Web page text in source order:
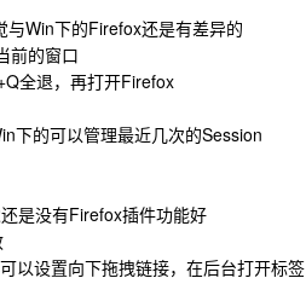
Win下的Firefox还是有差异的
前的窗口
全退，再打开Firefox
下的可以管理最近几次的Session
是没有Firefox插件功能好
以设置向下拖拽链接，在后台打开标签